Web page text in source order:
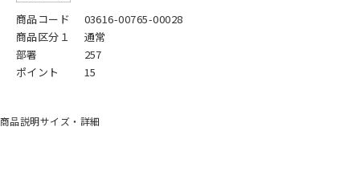
商品コード
03616-00765-00028
商品区分１
通常
部署
257
ポイント
15
商品説明サイズ・詳細